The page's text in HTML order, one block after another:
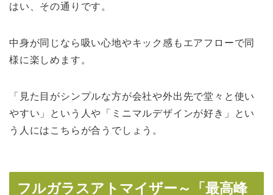
はい、その通りです。
中身が同じなら吸い心地やキック感もエアフローで同
様に楽しめます。
「見た目がシンプルな方が会社や外出先で堂々と使い
やすい」という人や「ミニマルデザインが好き」とい
う人にはこちらが合うでしょう。
フルガラスアトマイザー～「最高峰